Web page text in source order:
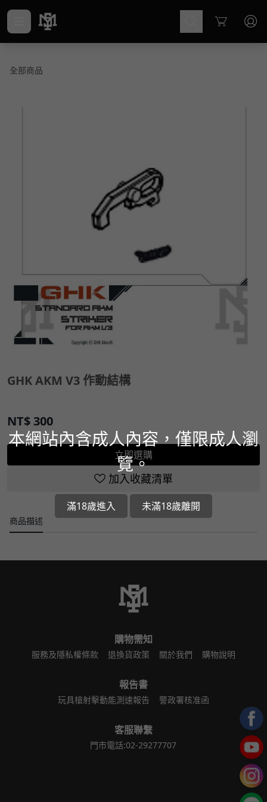
Cart
全部商品
GHK AKM V3 作動結構
NT$ 300
立即選購
加入收藏清單
商品描述
購物需知
服務及隱私權條款 退換貨政策 關於我們 購物說明
報告書
玩具槍射擊動能測速報告 警政署核准函
客服聯繫
門市電話:02-29277707
本網站內含成人內容，僅限成人瀏
覽。
滿18歲進入 未滿18歲離開